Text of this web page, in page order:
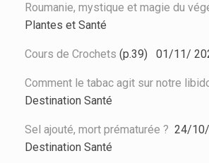
Roumanie, mystique et magie du
Plantes et Santé
Cours de Crochets (p.39) 01/11/
Comment le tabac agit sur notre
Destination Santé
Sel ajouté, mort prématurée ? 24/
Destination Santé